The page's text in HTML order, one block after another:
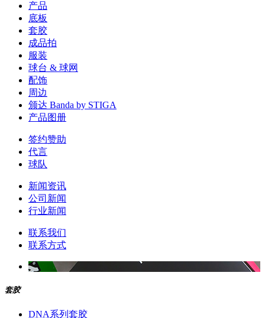
产品
底板
套胶
成品拍
服装
球台 & 球网
配饰
周边
颁达 Banda by STIGA
产品图册
签约赞助
代言
球队
新闻资讯
公司新闻
行业新闻
联系我们
联系方式
套胶
DNA系列套胶